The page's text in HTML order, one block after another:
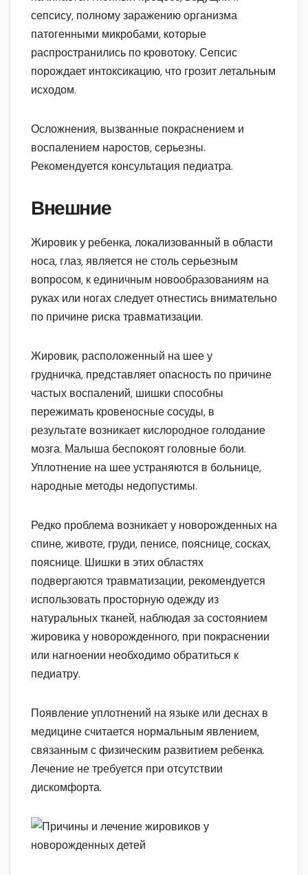
сепсису, полному заражению организма
патогенными микробами, которые
распространились по кровотоку. Сепсис
порождает интоксикацию, что грозит летальным
исходом.
Осложнения, вызванные покраснением и
воспалением наростов, серьезны.
Рекомендуется консультация педиатра.
Внешние
Жировик у ребенка, локализованный в области
носа, глаз, является не столь серьезным
вопросом, к единичным новообразованиям на
руках или ногах следует отнестись внимательно
по причине риска травматизации.
Жировик, расположенный на шее у
грудничка, представляет опасность по причине
частых воспалений, шишки способны
пережимать кровеносные сосуды, в
результате возникает кислородное голодание
мозга. Малыша беспокоят головные боли.
Уплотнение на шее устраняются в больнице,
народные методы недопустимы.
Редко проблема возникает у новорожденных на
спине, животе, груди, пенисе, пояснице, сосках,
пояснице. Шишки в этих областях
подвергаются травматизации, рекомендуется
использовать просторную одежду из
натуральных тканей, наблюдая за состоянием
жировика у новорожденного, при покраснении
или нагноении необходимо обратиться к
педиатру.
Появление уплотнений на языке или деснах в
медицине считается нормальным явлением,
связанным с физическим развитием ребенка.
Лечение не требуется при отсутствии
дискомфорта.